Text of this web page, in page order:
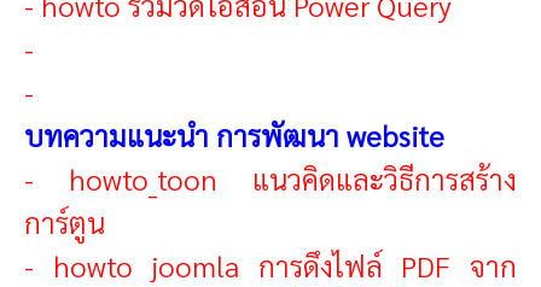
-
-
บทความแนะนำ การพัฒนา website
- howto_toon แนวคิดและวิธีการสร้าง
การ์ตูน
- howto joomla การดึงไฟล์ PDF จาก